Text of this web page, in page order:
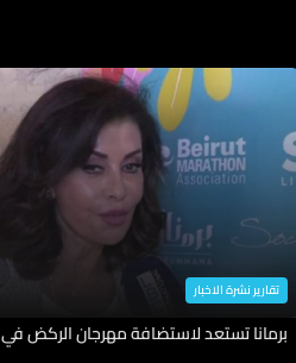
تقارير نشرة الاخبار
برمانا تستعد لاستضافة مهرجان الركض في 23 آب